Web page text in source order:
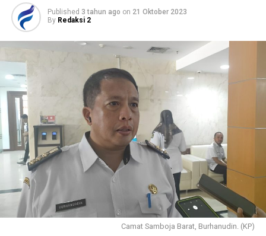
Published 3 tahun ago on 21 Oktober 2023
By Redaksi 2
Camat Samboja Barat, Burhanudin. (KP)